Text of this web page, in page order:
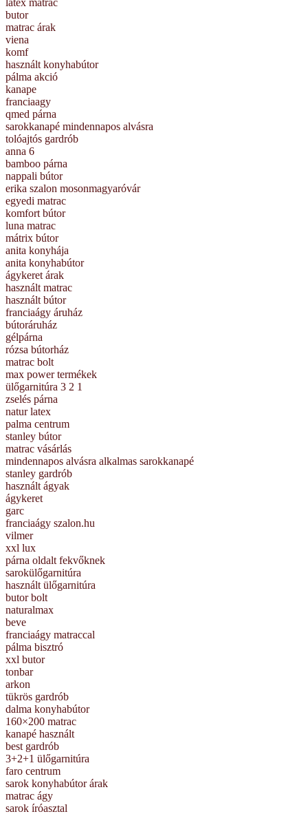
latex matrac
butor
matrac árak
viena
komf
használt konyhabútor
pálma akció
kanape
franciaagy
qmed párna
sarokkanapé mindennapos alvásra
tolóajtós gardrób
anna 6
bamboo párna
nappali bútor
erika szalon mosonmagyaróvár
egyedi matrac
komfort bútor
luna matrac
mátrix bútor
anita konyhája
anita konyhabútor
ágykeret árak
használt matrac
használt bútor
franciaágy áruház
bútoráruház
gélpárna
rózsa bútorház
matrac bolt
max power termékek
ülőgarnitúra 3 2 1
zselés párna
natur latex
palma centrum
stanley bútor
matrac vásárlás
mindennapos alvásra alkalmas sarokkanapé
stanley gardrób
használt ágyak
ágykeret
garc
franciaágy szalon.hu
vilmer
xxl lux
párna oldalt fekvőknek
sarokülőgarnitúra
használt ülőgarnitúra
butor bolt
naturalmax
beve
franciaágy matraccal
pálma bisztró
xxl butor
tonbar
arkon
tükrös gardrób
dalma konyhabútor
160×200 matrac
kanapé használt
best gardrób
3+2+1 ülőgarnitúra
faro centrum
sarok konyhabútor árak
matrac ágy
sarok íróasztal